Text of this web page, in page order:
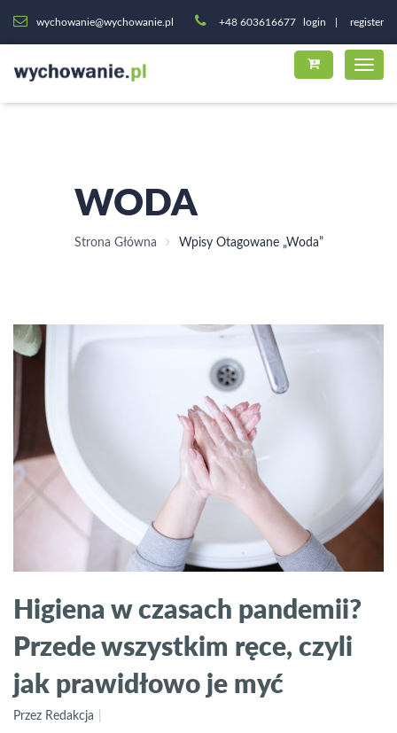
wychowanie@wychowanie.pl +48 603616677 login register
WODA
Strona Główna Wpisy Otagowane „woda”
Higiena w czasach pandemii?
Przede wszystkim ręce, czyli
jak prawidłowo je myć
Przez Redakcja